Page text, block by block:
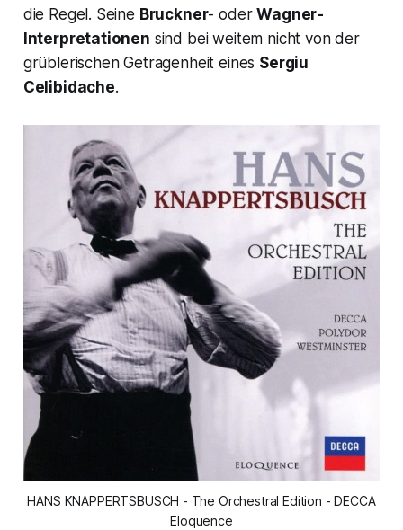
die Regel. Seine Bruckner- oderWagner-
Interpretationen sind bei weitem nicht von der
grüblerischen Getragenheit eines Sergiu
Celibidache.
HANS KNAPPERTSBUSCH - The Orchestral Edition - DECCA
Eloquence